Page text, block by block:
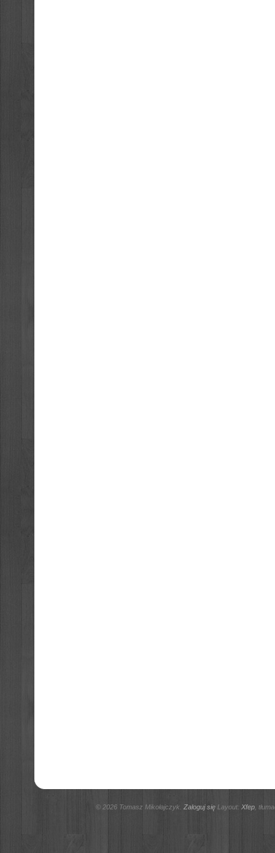
© 2026 Tomasz Mikołajczyk. Zaloguj sięLayout: Xfep,